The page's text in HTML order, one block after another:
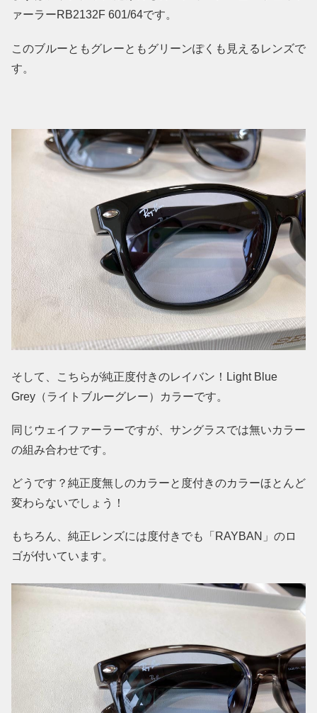
ァーラーRB2132F 601/64です。
このブルーともグレーともグリーンぽくも見えるレンズで
す。
そして、こちらが純正度付きのレイバン！Light Blue
Grey（ライトブルーグレー）カラーです。
同じウェイファーラーですが、サングラスでは無いカラー
の組み合わせです。
どうです？純正度無しのカラーと度付きのカラーほとんど
変わらないでしょう！
もちろん、純正レンズには度付きでも「RAYBAN」のロ
ゴが付いています。